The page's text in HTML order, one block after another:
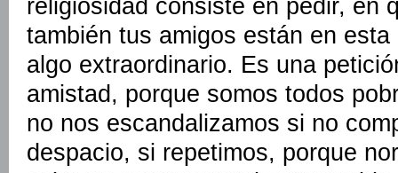
religiosidad consiste en pedir, en
también tus amigos están en
algo extraordinario. Es una
amistad, porque somos todos
no nos escandalizamos si no
despacio, si repetimos, porque